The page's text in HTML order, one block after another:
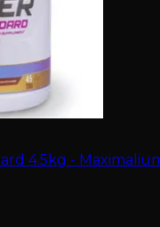
4.5kg -